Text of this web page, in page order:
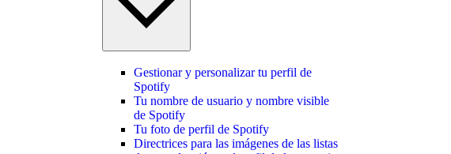
Gestionar y personalizar tu perfil de
Spotify
Tu nombre de usuario y nombre visible
de Spotify
Tu foto de perfil de Spotify
Directrices para las imágenes de las listas